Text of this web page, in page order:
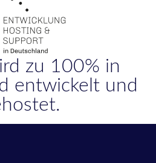
zu 100% in
entwickelt und